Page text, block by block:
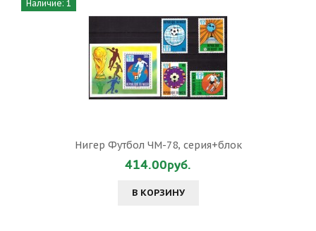
Наличие: 1
Нигер Футбол ЧМ-78, серия+блок
414.00руб.
В КОРЗИНУ